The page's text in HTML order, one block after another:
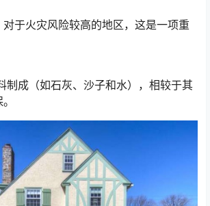
于火灾风险较高的地区，这是一项重
制成（如石灰、沙子和水），相较于其